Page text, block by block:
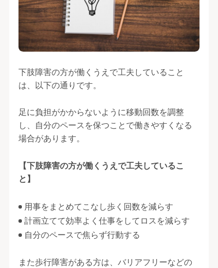
下肢障害の方が働くうえで工夫していること
は、以下の通りです。
足に負担がかからないように移動回数を調整
し、自分のペースを保つことで働きやすくなる
場合があります。
【下肢障害の方が働くうえで工夫しているこ
と】
用事をまとめてこなし歩く回数を減らす
計画立てて効率よく仕事をしてロスを減らす
自分のペースで焦らず行動する
また歩行障害がある方は、バリアフリーなどの